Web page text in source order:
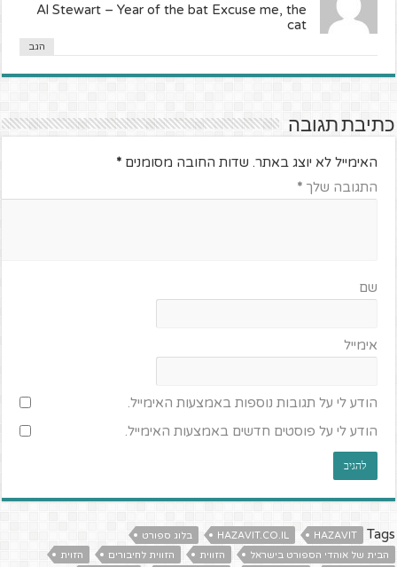
Al Stewart – Year of the bat Excuse me, the
cat
הגב
כתיבת תגובה
האימייל לא יוצג באתר. שדות החובה מסומנים*
התגובה שלך*
שם
אימייל
הודע לי על תגובות נוספות באמצעות האימייל.
הודע לי על פוסטים חדשים באמצעות האימייל.
Tags
HAZAVIT
HAZAVIT.CO.IL
בלוג ספורט
הבית של אוהדי הספורט בישראל
הזווית הזווית לחיבורים
הזוית